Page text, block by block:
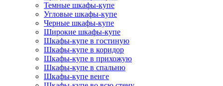
Темные шкафы-купе
Угловые шкафы-купе
Черные шкафы-купе
Широкие шкафы-купе
Шкафы-купе в гостиную
Шкафы-купе в коридор
Шкафы-купе в прихожую
Шкафы-купе в спальню
Шкафы-купе венге